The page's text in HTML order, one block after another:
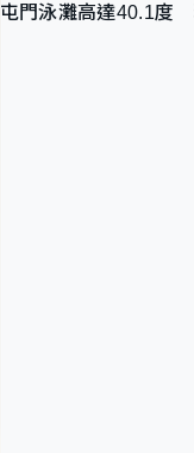
屯門泳灘高達40.1度